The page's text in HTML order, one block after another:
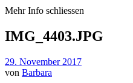
Mehr Info schliessen
IMG_4403.JPG
29. November 2017
von Barbara